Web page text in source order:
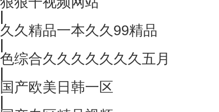
|
久久精品一本久久99精品
|
色综合久久久久久久久五月
|
国产欧美日韩一区
|